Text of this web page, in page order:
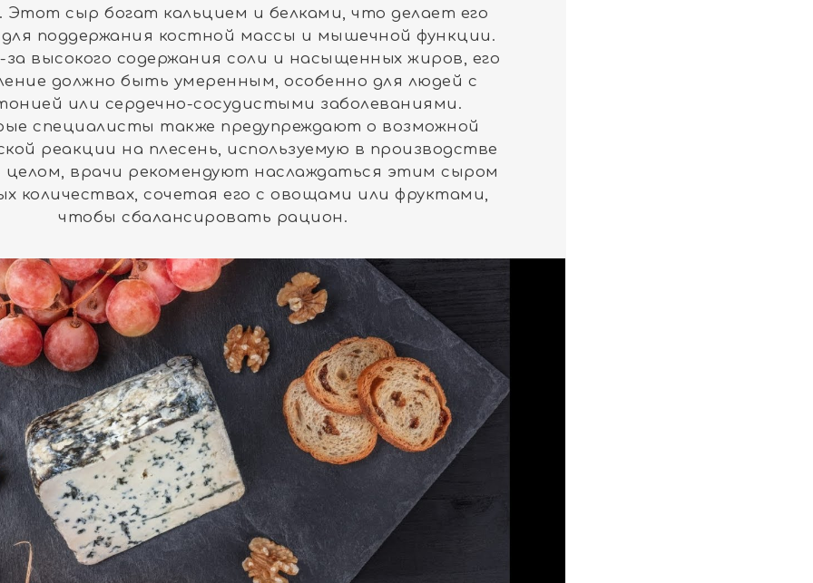
Этот сыр богат кальцием и белками, что делает его
поддержания костной массы и мышечной функции.
за высокого содержания соли и насыщенных жиров, его
должно быть умеренным, особенно для людей с
или сердечно-сосудистыми заболеваниями.
специалисты также предупреждают о возможной
реакции на плесень, используемую в производстве
целом, врачи рекомендуют наслаждаться этим сыром
количествах, сочетая его с овощами или фруктами,
чтобы сбалансировать рацион.